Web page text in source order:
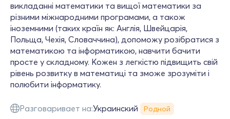
викладанні математики та вищої математики за
різними міжнародними програмами, а також
іноземними (таких країн як: Англія, Швейцарія,
Польща, Чехія, Словаччина), допоможу розібратися з
математикою та інформатикою, навчити бачити
просте у складному. Кожен з легкістю підвищить свій
рівень розвитку в математиці та зможе зрозуміти і
полюбити інформатику.
Разговаривает на:Украинский Родной